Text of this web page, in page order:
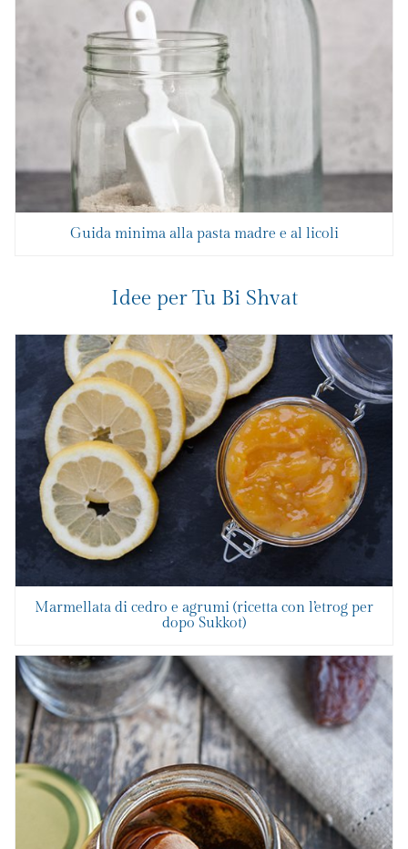
Guida minima alla pasta madre e al licoli
Idee per Tu Bi Shvat
Marmellata di cedro e agrumi (ricetta con l’etrog per
dopo Sukkot)